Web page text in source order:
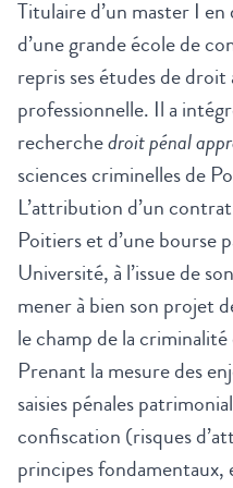
Titulaire d’un master I
d’une grande école de
repris ses études de
professionnelle. Il a
recherchedroit pénal
sciences criminelles de
L’attribution d’un
Poitiers et d’une bourse
Université, à l’issue de
mener à bien son projet
le champ de la
Prenant la mesure des
saisies pénales
confiscation (risques
principes